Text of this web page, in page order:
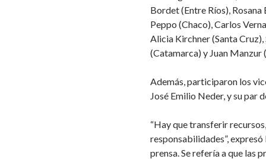
Bordet (Entre Ríos),
Peppo (Chaco), Carlos
Alicia Kirchner (Santa
(Catamarca) y Juan Manzur
Además, participaron los
José Emilio Neder, y su par
“Hay que transferir
responsabilidades”,
prensa. Se refería a que las